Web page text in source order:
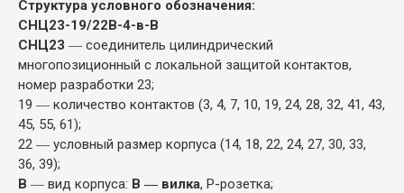
Структура условного обозначения:
СНЦ23-19/22В-4-в-В
СНЦ23 ― соединитель цилиндрический
многопозиционный с локальной защитой контактов,
номер разработки 23;
19 ― количество контактов (3, 4, 7, 10, 19, 24, 28, 32, 41, 43,
45, 55, 61);
22 ― условный размер корпуса (14, 18, 22, 24, 27, 30, 33,
36, 39);
В ― вид корпуса: В ― вилка, Р-розетка;